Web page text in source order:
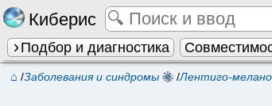
Киберис
Подбор и диагностика
⌂ /Заболевания и синдромы /Лентиго-